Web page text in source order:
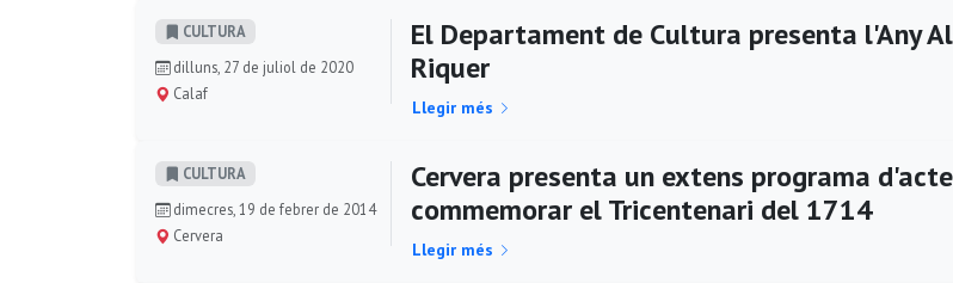
CULTURA
dilluns, 27 de juliol de 2020
Calaf
El Departament de Cultura presenta l'Any
Riquer
Llegir més
CULTURA
dimecres, 19 de febrer de 2014
Cervera
Cervera presenta un extens programa
commemorar el Tricentenari del 1714
Llegir més